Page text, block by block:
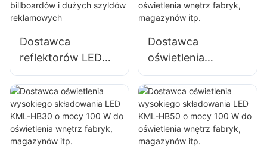
dużych szyldów
Dostawca
reflektorów LED
KML-FL2C 100W
do oświetlenia
zewnętrznych
billboardów i
dużych szyldów
Dostawca
oświetlenia
wysokiego
składowania LED
KML-HB40 100W
do oświetlenia
wnętrz fabryk,